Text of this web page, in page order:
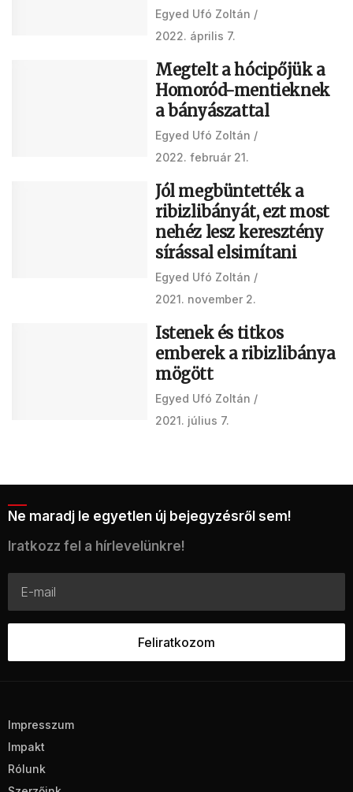
Egyed Ufó Zoltán
2022. április 7.
Megtelt a hócipőjük a
Homoród-mentieknek
a bányászattal
Egyed Ufó Zoltán
2022. február 21.
Jól megbüntették a
ribizlibányát, ezt most
nehéz lesz keresztény
sírással elsimítani
Egyed Ufó Zoltán
2021. november 2.
Istenek és titkos
emberek a ribizlibánya
mögött
Egyed Ufó Zoltán
2021. július 7.
Ne maradj le egyetlen új bejegyzésről sem!
Iratkozz fel a hírlevelünkre!
Impresszum
Impakt
Rólunk